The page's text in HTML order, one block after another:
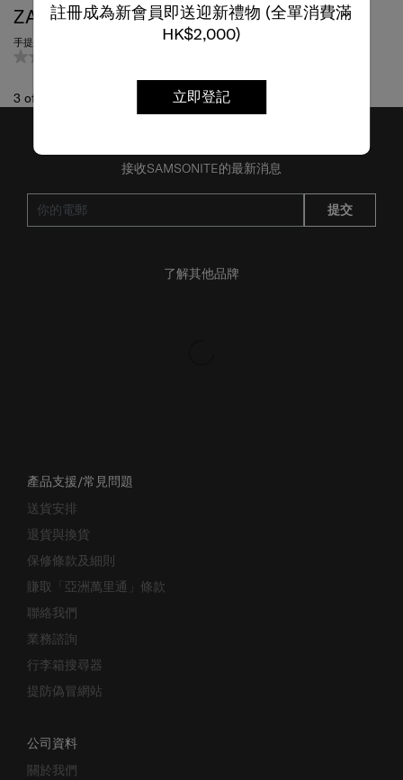
註冊成為新會員即送迎新禮物 (全單消費滿
HK$2,000)
立即登記
ZALIA 3
手提袋 14.1吋
3 of
接收SAMSONITE的最新消息
提交
了解其他品牌
產品支援/常見問題
送貨安排
退貨與換貨
保修條款及細則
賺取「亞洲萬里通」條款
聯絡我們
業務諮詢
行李箱搜尋器
提防偽冒網站
公司資料
關於我們